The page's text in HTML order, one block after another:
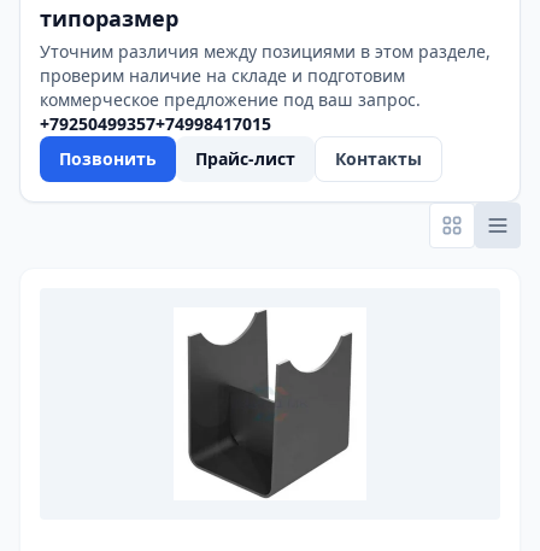
типоразмер
Уточним различия между позициями в этом разделе,
проверим наличие на складе и подготовим
коммерческое предложение под ваш запрос.
+79250499357+74998417015
Позвонить
Прайс-лист Контакты